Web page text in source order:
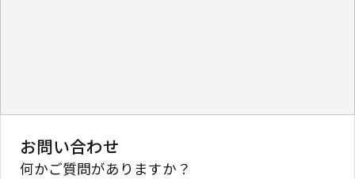
お問い合わせ
何かご質問がありますか？